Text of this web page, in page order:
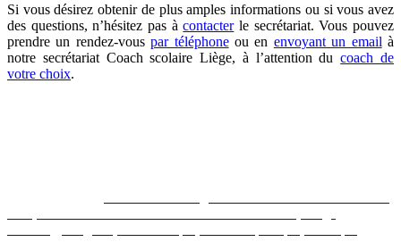
Si vous désirez obtenir de plus amples informations ou si vous avez
des questions, n’hésitez pas àcontacterle secrétariat. Vous pouvez
prendre un rendez-vouspar téléphoneou en envoyant un email à
notre secrétariat Coach scolaire Liège, à l’attention ducoach de
votre choix.